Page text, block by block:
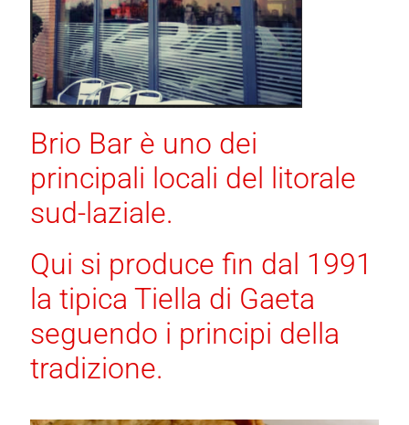
Brio Bar è uno dei
principali locali del litorale
sud-laziale.
Qui si produce fin dal 1991
la tipica Tiella di Gaeta
seguendo i principi della
tradizione.